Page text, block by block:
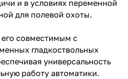
и в условиях переменной
для полевой охоты.
совместимым с
гладкоствольных
универсальность
работу автоматики.